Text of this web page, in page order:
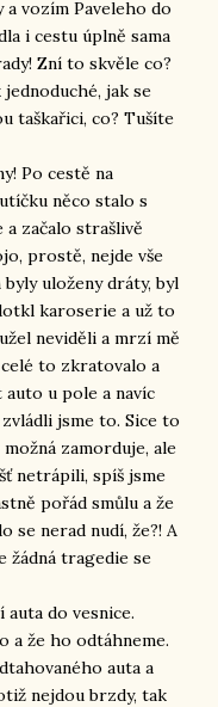
vozím Paveleho do
i cestu úplně sama
Zní to skvěle co?
jak se
taškařici, co? Tušíte
Po cestě na
něco stalo s
začalo strašlivě
prostě, nejde vše
uloženy dráty, byl
karoserie a už to
neviděli a mrzí mě
to zkratovalo a
u pole a navíc
jsme to. Sice to
zamorduje, ale
netrápili, spíš jsme
pořád smůlu a že
se nerad nudí, že?! A
žádná tragedie se
do vesnice.
a že ho odtáhneme.
auta a
nejdou brzdy, tak